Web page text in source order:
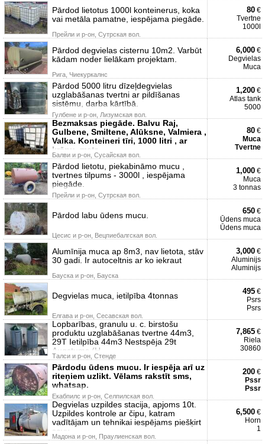
Pārdod lietotus 1000l konteinerus, koka
vai metāla pamatne, iespējama piegāde.
Прейли и р-он, Сутрская вол.
80 €
Tvertne
1000l
Pārdod degvielas cisternu 10m2. Varbūt
kādam noder lielākam projektam.
Рига, Чиекуркалнс
6,000 €
Degvielas
Muca
Pārdod 5000 litru dīzeļdegvielas
uzglabāšanas tvertni ar pildīšanas
sistēmu, darba kārtībā.
Гулбене и р-он, Лизумская вол.
1,200 €
Atlas tank
5000
Bezmaksas piegāde. Balvu Raj,
Gulbene, Smiltene, Alūksne, Valmiera ,
Valka. Konteineri tīri, 1000 litri , ar
krānu, metr
Балви и р-он, Сусайская вол.
80 €
Muca
Tvertne
Pārdod lietotu, piekabināmo mucu ,
tvertnes tilpums - 3000l , iespējama
piegāde.
Прейли и р-он, Сутрская вол.
1,000 €
Muca
3 tonnas
Pārdod labu ūdens mucu.
Цесис и р-он, Вецпиебалгская вол.
650 €
Ūdens muca
Ūdens muca
Alumīnija muca ap 8m3, nav lietota, stāv
30 gadi. Ir autoceltnis ar ko iekraut
Бауска и р-он, Бауска
3,000 €
Aluminijs
Aluminijs
Degvielas muca, ietilpība 4tonnas
Елгава и р-он, Сесавская вол.
495 €
Psrs
Psrs
Lopbarības, granulu u. c. birstošu
produktu uzglabāšanas tvertne 44m3,
29T Ietilpība 44m3 Nestspēja 29t
Augstums (H
Талси и р-он, Стенде
7,865 €
Riela
30860
Pārdodu ūdens mucu. Ir iespēja arī uz
riteņiem uzlikt. Vēlams rakstīt sms,
whatsap.
Екабпилс и р-он, Селпилская вол.
200 €
Pssr
Pssr
Degvielas uzpildes stacija, apjoms 10t.
Uzpildes kontrole ar čipu, katram
vadītājam un tehnikai iespējams piešķirt
savu
Мадона и р-он, Праулиенская вол.
6,500 €
Horn
1